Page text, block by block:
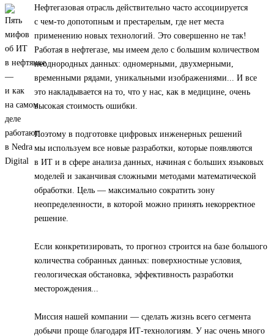
Нефтегазовая отрасль действительно часто ассоциируется
с чем-то допотопным и престарелым, где нет места
применению новых технологий. Это совершенно не так!
Работая в нефтегазе, мы имеем дело с большим количеством
неоднородных данных: одномерными, двухмерными,
временными рядами, уникальными изображениями... И все
это накладывается на то, что у нас, как в медицине, очень
высокая стоимость ошибки.
Поэтому в подготовке цифровых инженерных решений
мы используем все новые разработки, которые появляются
в ИТ и в сфере анализа данных, начиная с больших языковых
моделей и заканчивая сложными методами математической
обработки. Цель — максимально сократить зону
неопределенности, в которой можно принять некорректное
решение.
Если конкретизировать, то прогноз строится на базе большого
количества собранных данных: поверхностные условия,
геологическая обстановка, эффективность разработки
месторождения...
Миссия нашей компании — сделать жизнь всего сегмента
добычи проще благодаря ИТ-технологиям. У нас очень много